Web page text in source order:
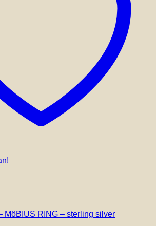
MöBIUS RING – sterling silver